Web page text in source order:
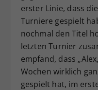
erster Linie, dass
Turniere gespielt
nochmal den Titel
letzten Turnier
empfand, dass
Wochen wirklich
gespielt hat, im